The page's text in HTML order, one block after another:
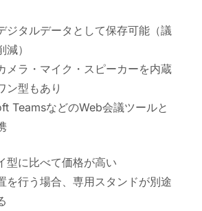
ジタルデータとして保存可能（議
）
メラ・マイク・スピーカーを内蔵
ン型もあり
TeamsなどのWeb会議ツールと
型に比べて価格が高い
を行う場合、専用スタンドが別途